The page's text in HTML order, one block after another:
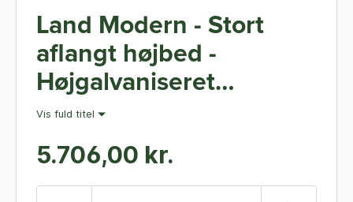
Land Modern - Stort
aflangt højbed -
Højgalvaniseret
Magnelis - 120 x 240 cm
40 cm høj - Uden
bundplade
Vis fuld titel
5.706,00 kr.